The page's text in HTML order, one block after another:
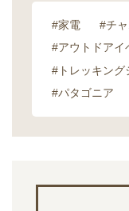
#家電 #チ
#アウトドアイ
#トレッキング
#パタゴニア